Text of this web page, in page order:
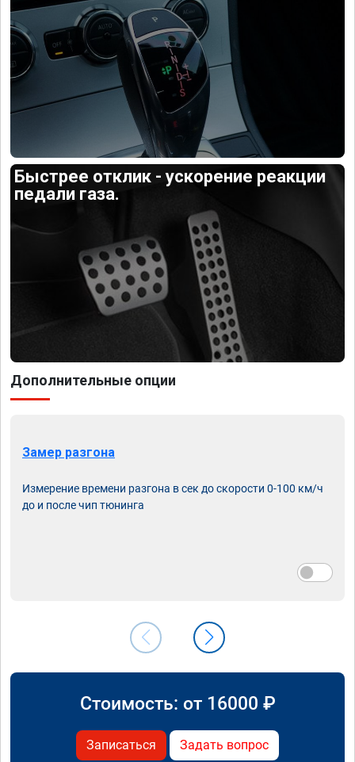
Быстрее отклик - ускорение реакции
педали газа.
Дополнительные опции
Замер разгона
Измерение времени разгона в сек до скорости 0-100 км/ч
до и после чип тюнинга
Стоимость: от 16000 ₽
Записаться Задать вопрос